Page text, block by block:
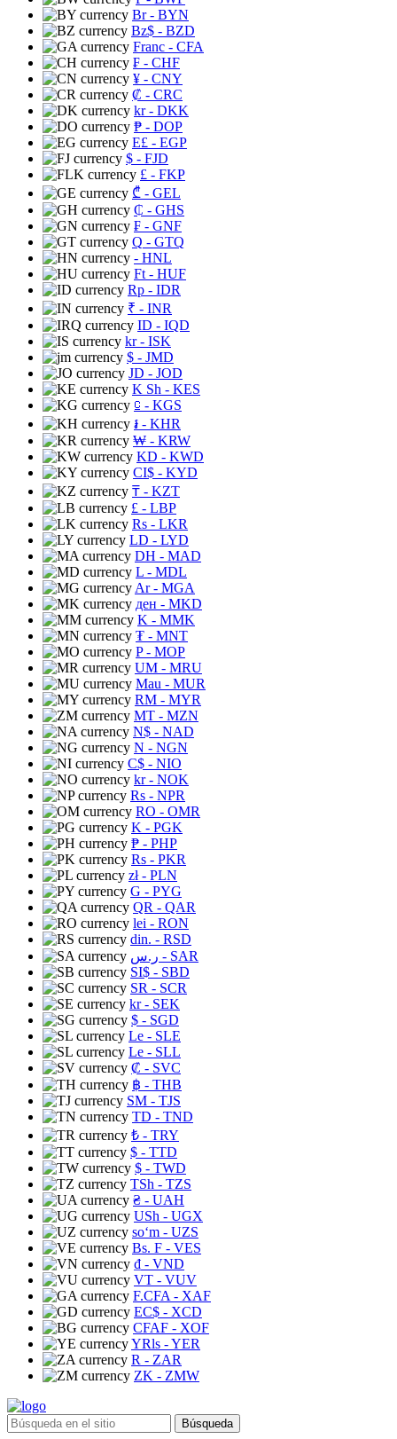
Br- BYN
Bz$ - BZD
Franc - CFA
₣ - CHF
¥ - CNY
₡ - CRC
kr- DKK
₱ - DOP
E£ - EGP
$ - FJD
£ - FKP
₾ - GEL
₵ - GHS
₣ - GNF
Q - GTQ
- HNL
Ft - HUF
Rp - IDR
₹ - INR
ID - IQD
kr- ISK
$ - JMD
JD - JOD
K Sh - KES
⃀ - KGS
៛ - KHR
₩ - KRW
KD - KWD
CI$ - KYD
₸ - KZT
£ - LBP
Rs - LKR
LD - LYD
DH - MAD
L - MDL
Ar- MGA
ден - MKD
K - MMK
₮ - MNT
P- MOP
UM - MRU
Mau - MUR
RM - MYR
MT - MZN
N$ - NAD
N - NGN
C$ - NIO
kr- NOK
Rs - NPR
RO - OMR
K - PGK
₱ - PHP
Rs - PKR
zł- PLN
G - PYG
QR - QAR
lei - RON
din. - RSD
ر.س - SAR
SI$ - SBD
SR - SCR
kr- SEK
$ - SGD
Le - SLE
Le - SLL
₡ - SVC
฿ - THB
ЅМ - TJS
TD - TND
₺ - TRY
$ - TTD
$ - TWD
TSh - TZS
₴ - UAH
USh - UGX
soʻm - UZS
Bs. F - VES
₫ - VND
VT - VUV
F.CFA - XAF
EC$ - XCD
CFAF - XOF
YRls - YER
R - ZAR
ZK - ZMW
Búsqueda